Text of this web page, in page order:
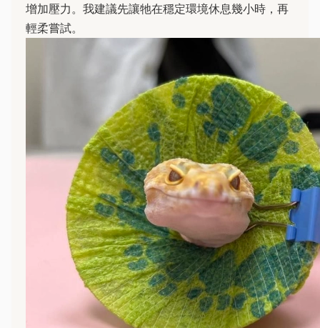
增加壓力。我建議先讓牠在穩定環境休息幾小時，再
輕柔嘗試。